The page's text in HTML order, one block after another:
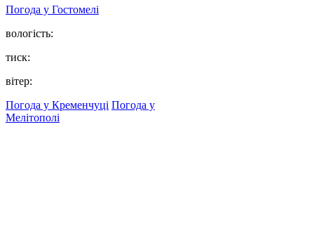
Погода у Гостомелі
вологість:
тиск:
вітер:
Погода у Кременчуці Погода у
Мелітополі